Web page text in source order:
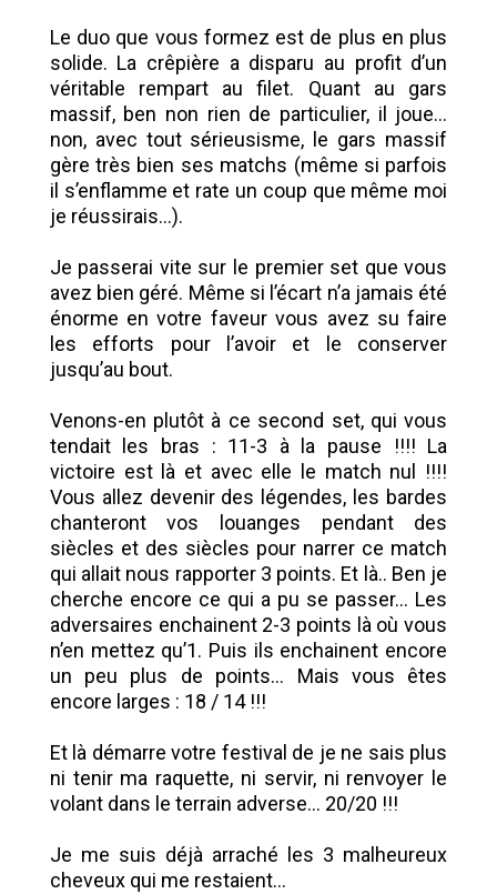
Le duo que vous formez est de plus en plus
solide. La crêpière a disparu au profit d’un
véritable rempart au filet. Quant au gars
massif, ben non rien de particulier, il joue...
non, avec tout sérieusisme, le gars massif
gère très bien ses matchs (même si parfois
il s’enflamme et rate un coup que même moi
je réussirais...).
Je passerai vite sur le premier set que vous
avez bien géré. Même si l’écart n’a jamais été
énorme en votre faveur vous avez su faire
les efforts pour l’avoir et le conserver
jusqu’au bout.
Venons-en plutôt à ce second set, qui vous
tendait les bras : 11-3 à la pause !!!! La
victoire est là et avec elle le match nul !!!!
Vous allez devenir des légendes, les bardes
chanteront vos louanges pendant des
siècles et des siècles pour narrer ce match
qui allait nous rapporter 3 points. Et là.. Ben je
cherche encore ce qui a pu se passer... Les
adversaires enchainent 2-3 points là où vous
n’en mettez qu’1. Puis ils enchainent encore
un peu plus de points... Mais vous êtes
encore larges : 18 / 14 !!!
Et là démarre votre festival de je ne sais plus
ni tenir ma raquette, ni servir, ni renvoyer le
volant dans le terrain adverse... 20/20 !!!
Je me suis déjà arraché les 3 malheureux
cheveux qui me restaient...